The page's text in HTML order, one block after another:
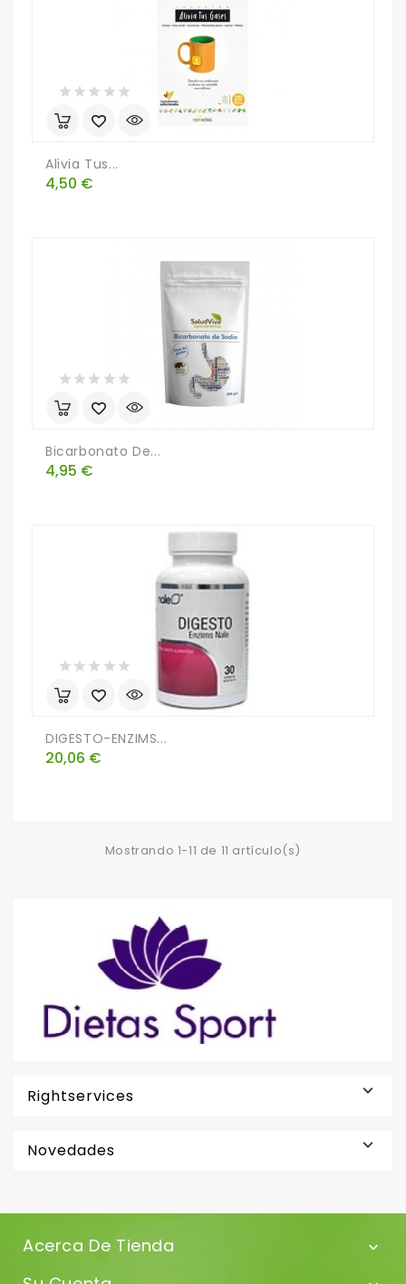
Alivia Tus...
Precio
4,50 €
Bicarbonato De...
Precio
4,95 €
DIGESTO-ENZIMS...
Precio
20,06 €
Mostrando 1-11 de 11 artículo(s)
Rightservices 
Novedades 
Acerca De Tienda 